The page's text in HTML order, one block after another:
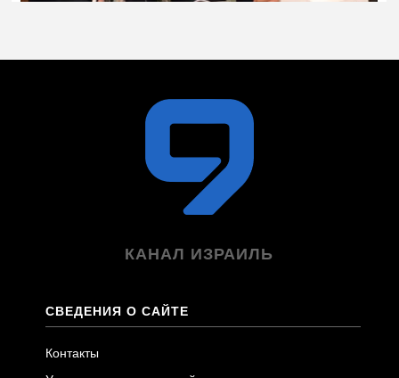
КАНАЛ ИЗРАИЛЬ
СВЕДЕНИЯ О САЙТЕ
Контакты